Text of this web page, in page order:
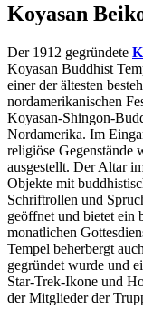
Koyasan
Der 1912 gegründete
Koyasan Buddhist
einer der ältesten
nordamerikanischen
Koyasan-Shingon-
Nordamerika. Im
religiöse Gegenstände
ausgestellt. Der Altar
Objekte mit
Schriftrollen und
geöffnet und bietet ein
monatlichen
Tempel beherbergt
gegründet wurde und
Star-Trek-Ikone und
der Mitglieder der